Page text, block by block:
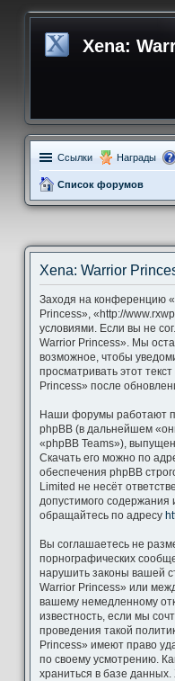
Xena:
Ссылки Награды
Список форумов
Xena: Warrior
Заходя на конференцию
Princess», «http://
условиями. Если вы не
Warrior Princess». Мы
возможное, чтобы
просматривать этот
Princess» после
Наши форумы работают
phpBB (в дальнейшем
«phpBB Teams»),
Скачать его можно по
обеспечения phpBB
Limited не несёт
допустимого
обращайтесь по адресу
Вы соглашаетесь не
порнографических
нарушить законы вашей
Warrior Princess» или
вашему немедленному
известность, если мы
проведения такой
Princess» имеют право
по своему усмотрению.
храниться в базе